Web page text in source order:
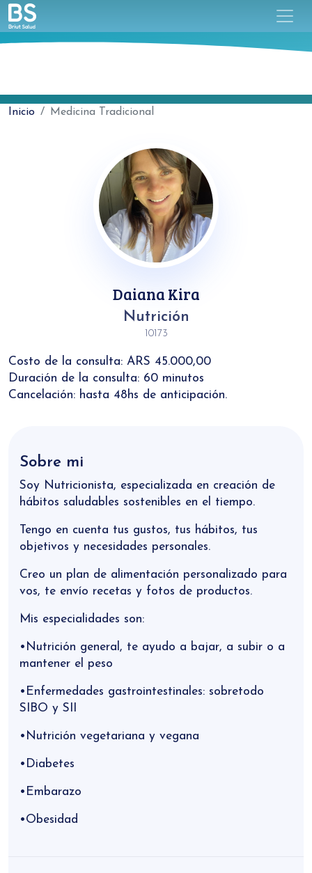
Inicio Medicina Tradicional
Daiana Kira
Nutrición
10173
Costo de la consulta: ARS 45.000,00
Duración de la consulta: 60 minutos
Cancelación: hasta 48hs de anticipación.
Sobre mi
Soy Nutricionista, especializada en creación de
hábitos saludables sostenibles en el tiempo.
Tengo en cuenta tus gustos, tus hábitos, tus
objetivos y necesidades personales.
Creo un plan de alimentación personalizado para
vos, te envío recetas y fotos de productos.
Mis especialidades son:
•Nutrición general, te ayudo a bajar, a subir o a
mantener el peso
•Enfermedades gastrointestinales: sobretodo
SIBO y SII
•Nutrición vegetariana y vegana
•Diabetes
•Embarazo
•Obesidad